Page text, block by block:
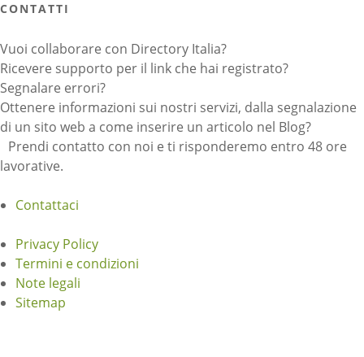
CONTATTI
Vuoi collaborare con Directory Italia?
Ricevere supporto per il link che hai registrato?
Segnalare errori?
Ottenere informazioni sui nostri servizi, dalla segnalazione
di un sito web a come inserire un articolo nel Blog?
Prendi contatto con noi e ti risponderemo entro 48 ore
lavorative.
Contattaci
Privacy Policy
Termini e condizioni
Note legali
Sitemap